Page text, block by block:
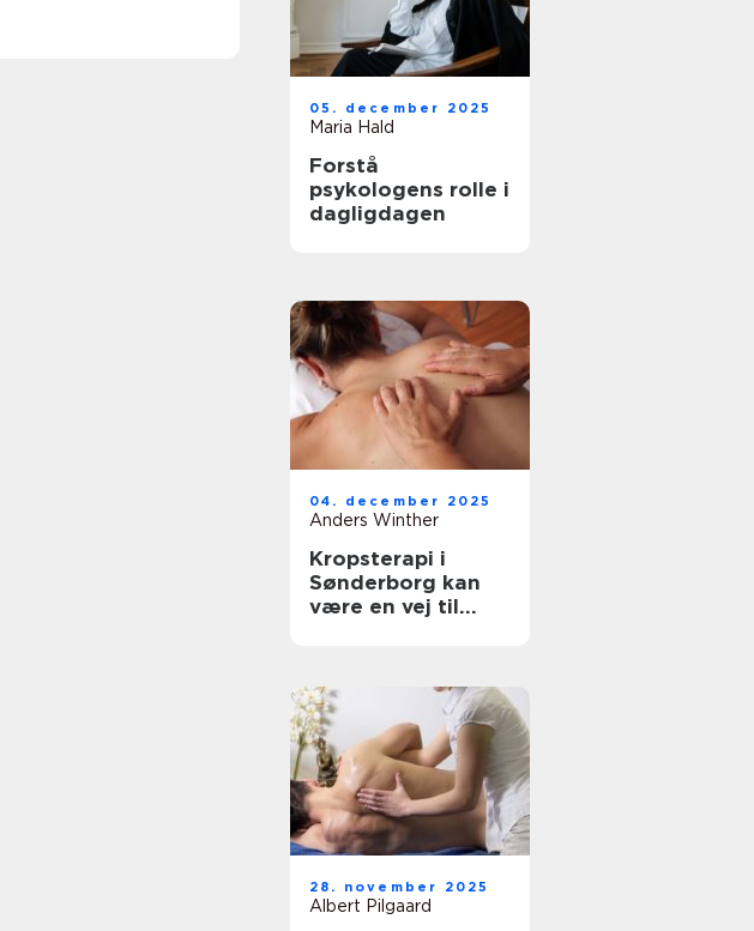
05. december 2025
Maria Hald
Forstå
psykologens rolle i
dagligdagen
04. december 2025
Anders Winther
Kropsterapi i
Sønderborg kan
være en vej til
28. november 2025
Albert Pilgaard